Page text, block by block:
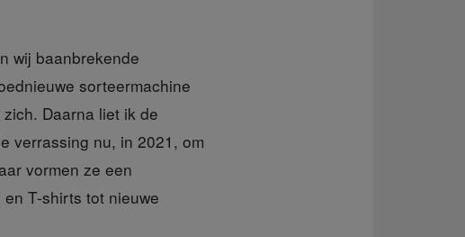
wij baanbrekende
sorteermachine
Daarna liet ik de
verrassing nu, in 2021, om
vormen ze een
T-shirts tot nieuwe